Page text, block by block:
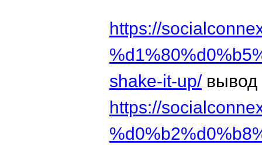
https://
shake-it-up/вывод
https://